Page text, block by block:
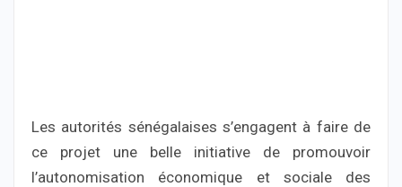
Les autorités sénégalaises s’engagent à faire de
ce projet une belle initiative de promouvoir
l’autonomisation économique et sociale des